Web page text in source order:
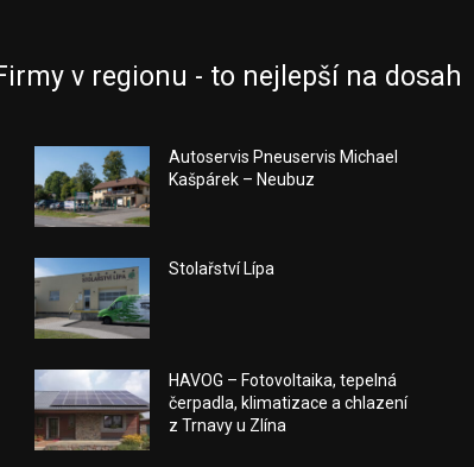
v regionu - to nejlepší na dosah
Autoservis Pneuservis Michael
Kašpárek – Neubuz
Stolařství Lípa
HAVOG – Fotovoltaika, tepelná
čerpadla, klimatizace a chlazení
z Trnavy u Zlína